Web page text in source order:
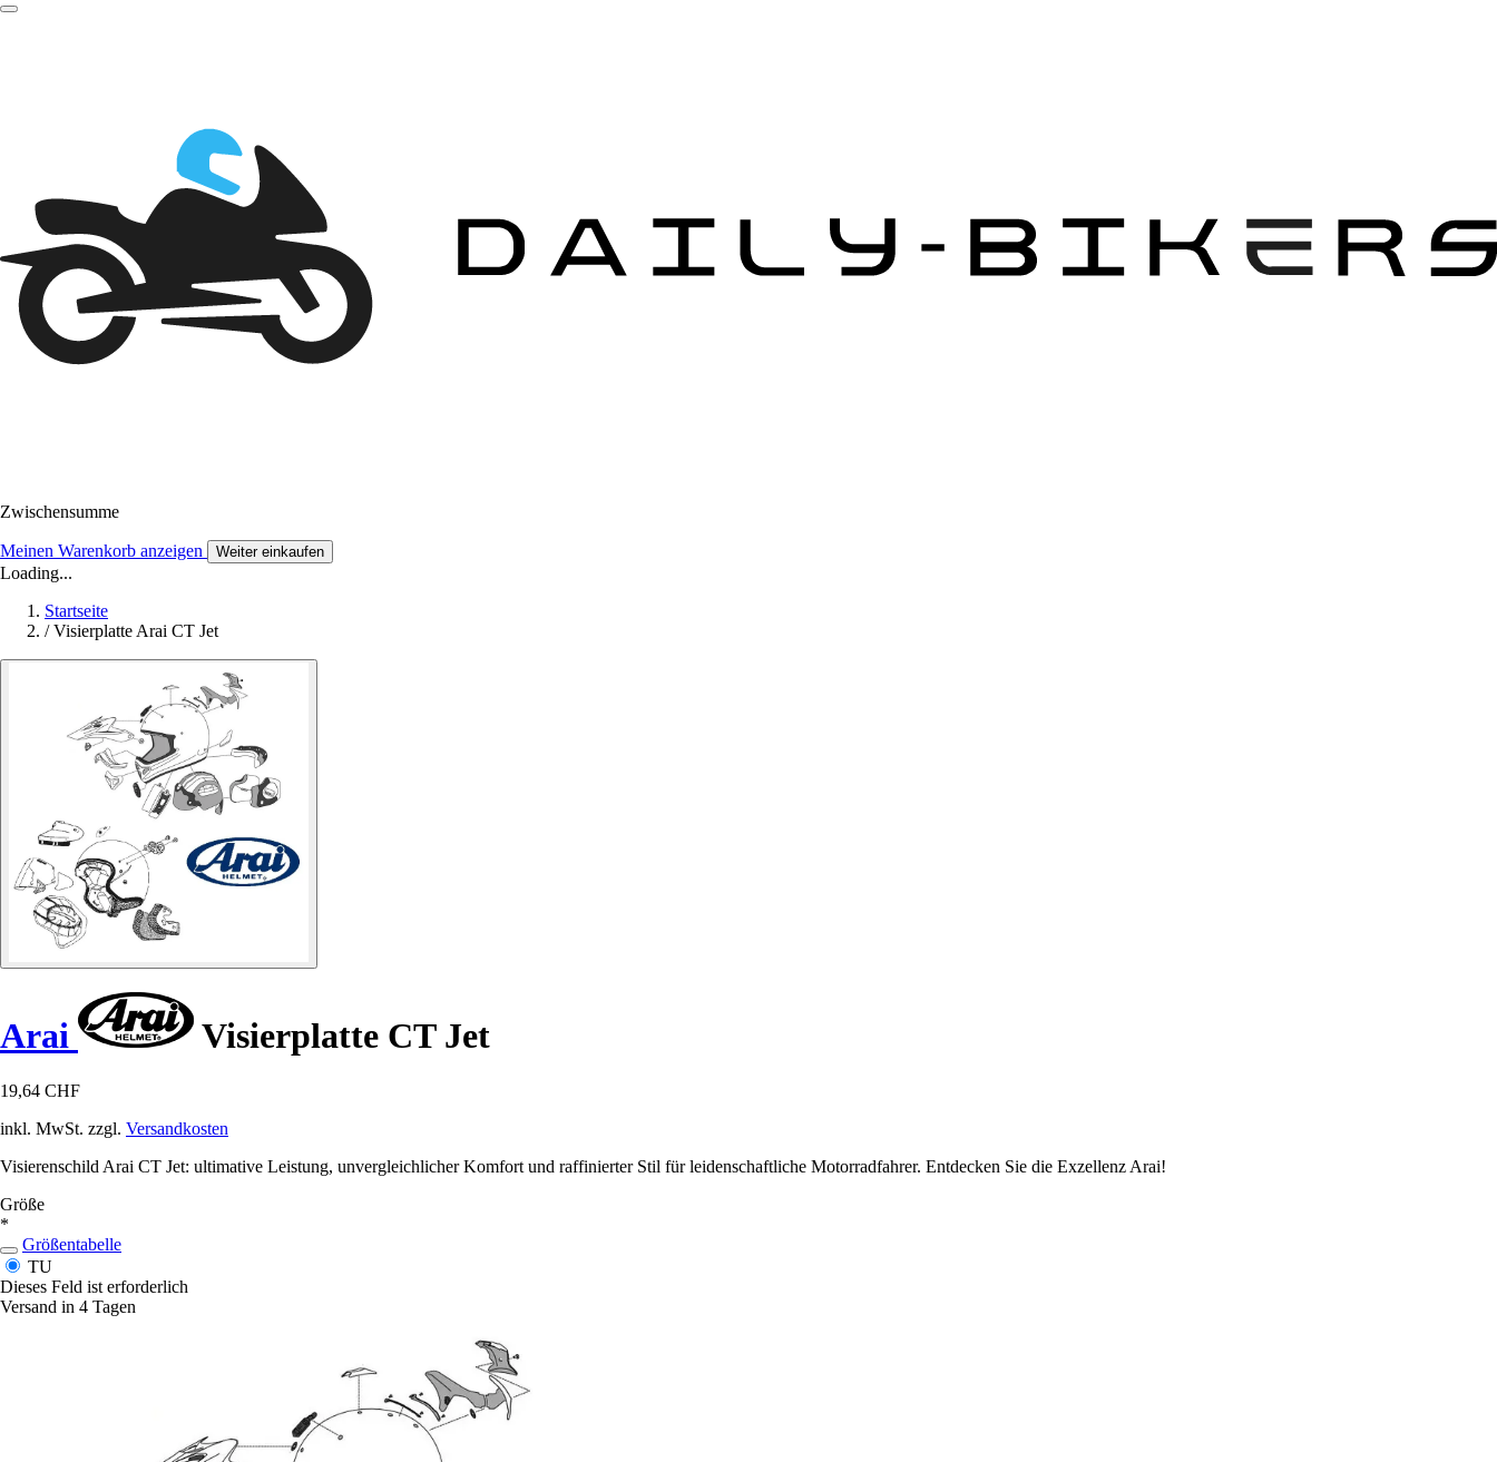
Zwischensumme
Meinen Warenkorb anzeigen Weiter einkaufen
Loading...
Startseite
/ Visierplatte Arai CT Jet
Arai Visierplatte CT Jet
19,64 CHF
inkl. MwSt. zzgl. Versandkosten
Visierenschild Arai CT Jet: ultimative Leistung, unvergleichlicher Komfort und raffinierter Stil für leidenschaftliche Motorradfahrer. Entdecken Sie die Exzellenz Arai!
Größe
*
Größentabelle
TU
Dieses Feld ist erforderlich
Versand in 4 Tagen